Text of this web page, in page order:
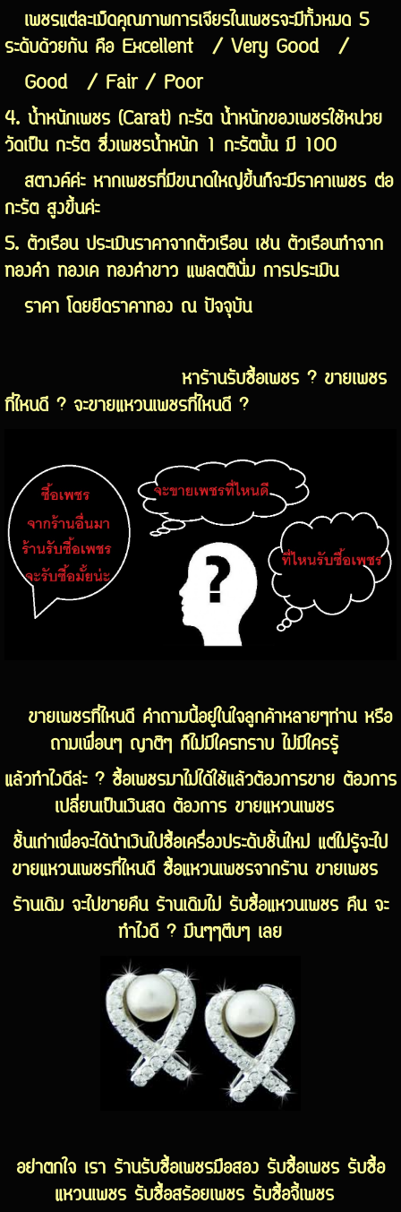
เพชรแต่ละเม็ดคุณภาพการเจียรไนเพชรจะมีทั้งหมด 5
ระดับด้วยกัน คือ Excellent / Very Good /
Good / Fair / Poor
4. น้ำหนักเพชร (Carat) กะรัต น้ำหนักของเพชรใช้หน่วย
วัดเป็น กะรัต ซึ่งเพชรน้ำหนัก 1 กะรัตนั้น มี 100
สตางค์ค่ะ หากเพชรที่มีขนาดใหญ่ขึ้นก็จะมีราคาเพชร ต่อ
กะรัต สูงขึ้นค่ะ
5. ตัวเรือน ประเมินราคาจากตัวเรือน เช่น ตัวเรือนทำจาก
ทองคำ ทองเค ทองคำขาว แพลตตินั่ม การประเมิน
ราคา โดยยึดราคาทอง ณ ปัจจุบัน
หาร้านรับซื้อเพชร ? ขายเพชร
ที่ไหนดี ? จะขายแหวนเพชรที่ไหนดี ?
ขายเพชรที่ไหนดี คำถามนี้อยู่ในใจลูกค้าหลายๆท่าน หรือ
ถามเพื่อนๆ ญาติๆ ก็ไม่มีใครทราบ ไม่มีใครรู้
แล้วทำไงดีล่ะ ? ซื้อเพชรมาไม่ได้ใช้แล้วต้องการขาย ต้องการ
เปลี่ยนเป็นเงินสด ต้องการ ขายแหวนเพชร
ชิ้นเก่าเพื่อจะได้นำเงินไปซื้อเครื่องประดับชิ้นใหม่ แต่ไม่รู้จะไป
ขายแหวนเพชรที่ไหนดี ซื้อแหวนเพชรจากร้าน ขายเพชร
ร้านเดิม จะไปขายคืน ร้านเดิมไม่ รับซื้อแหวนเพชร คืน จะ
ทำไงดี ? มึนๆๆตึบๆ เลย
อย่าตกใจ เรา ร้านรับซื้อเพชรมือสอง รับซื้อเพชร รับซื้อ
แหวนเพชร รับซื้อสร้อยเพชร รับซื้อจี้เพชร